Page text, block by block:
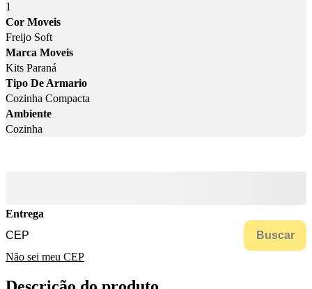
1
Cor Moveis
Freijo Soft
Marca Moveis
Kits Paraná
Tipo De Armario
Cozinha Compacta
Ambiente
Cozinha
Entrega
Buscar
Não sei meu CEP